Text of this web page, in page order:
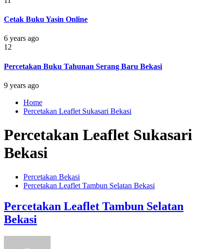
Cetak Buku Yasin Online
6 years ago
12
Percetakan Buku Tahunan Serang Baru Bekasi
9 years ago
Home
Percetakan Leaflet Sukasari Bekasi
Percetakan Leaflet Sukasari
Bekasi
Percetakan Bekasi
Percetakan Leaflet Tambun Selatan Bekasi
Percetakan Leaflet Tambun Selatan
Bekasi